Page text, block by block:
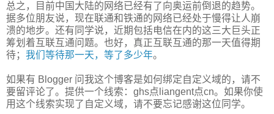
总之，目前中国大陆的网络已经有了向奥运前倒退的趋势。
据多位朋友说，现在联通和铁通的网络已经处于慢得让人崩
溃的地步。还有同学说，近期包括电信在内的这三大巨头正
筹划着互联互通问题。也好，真正互联互通的那一天值得期
待； 我们等待那一天，等了多少年。
如果有 Blogger 问我这个博客是如何绑定自定义域的，请不
要留评论了。提供一个线索：ghs点liangent点cn。如果你使
用这个线索实现了自定义域，请不要忘记感谢这位同学。